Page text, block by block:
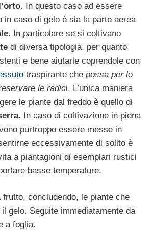
. In questo caso ad essere
in caso di gelo è sia la parte aerea
. In particolare se si coltivano
di diversa tipologia, per quanto
e bene aiutarle coprendole con
traspirante che possa per lo
le radici. L’unica maniera
le piante dal freddo è quello di
. In caso di coltivazione in piena
purtroppo essere messe in
eccessivamente di solito è
a piantagioni di esemplari rustici
basse temperature.
frutto, concludendo, le piante che
gelo. Seguite immediatamente da
a foglia.